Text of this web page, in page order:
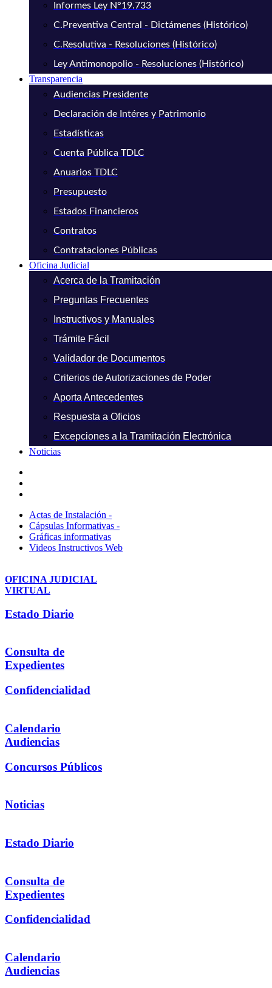
Informes Ley N°19.733
C.Preventiva Central - Dictámenes (Histórico)
C.Resolutiva - Resoluciones (Histórico)
Ley Antimonopolio - Resoluciones (Histórico)
Transparencia
Audiencias Presidente
Declaración de Intéres y Patrimonio
Estadísticas
Cuenta Pública TDLC
Anuarios TDLC
Presupuesto
Estados Financieros
Contratos
Contrataciones Públicas
Oficina Judicial
Acerca de la Tramitación
Preguntas Frecuentes
Instructivos y Manuales
Trámite Fácil
Validador de Documentos
Criterios de Autorizaciones de Poder
Aporta Antecedentes
Respuesta a Oficios
Excepciones a la Tramitación Electrónica
Noticias
Actas de Instalación -
Cápsulas Informativas -
Gráficas informativas
Videos Instructivos Web
OFICINA JUDICIAL
VIRTUAL
Estado Diario
Consulta de
Expedientes
Confidencialidad
Calendario
Audiencias
Concursos Públicos
Noticias
Estado Diario
Consulta de
Expedientes
Confidencialidad
Calendario
Audiencias